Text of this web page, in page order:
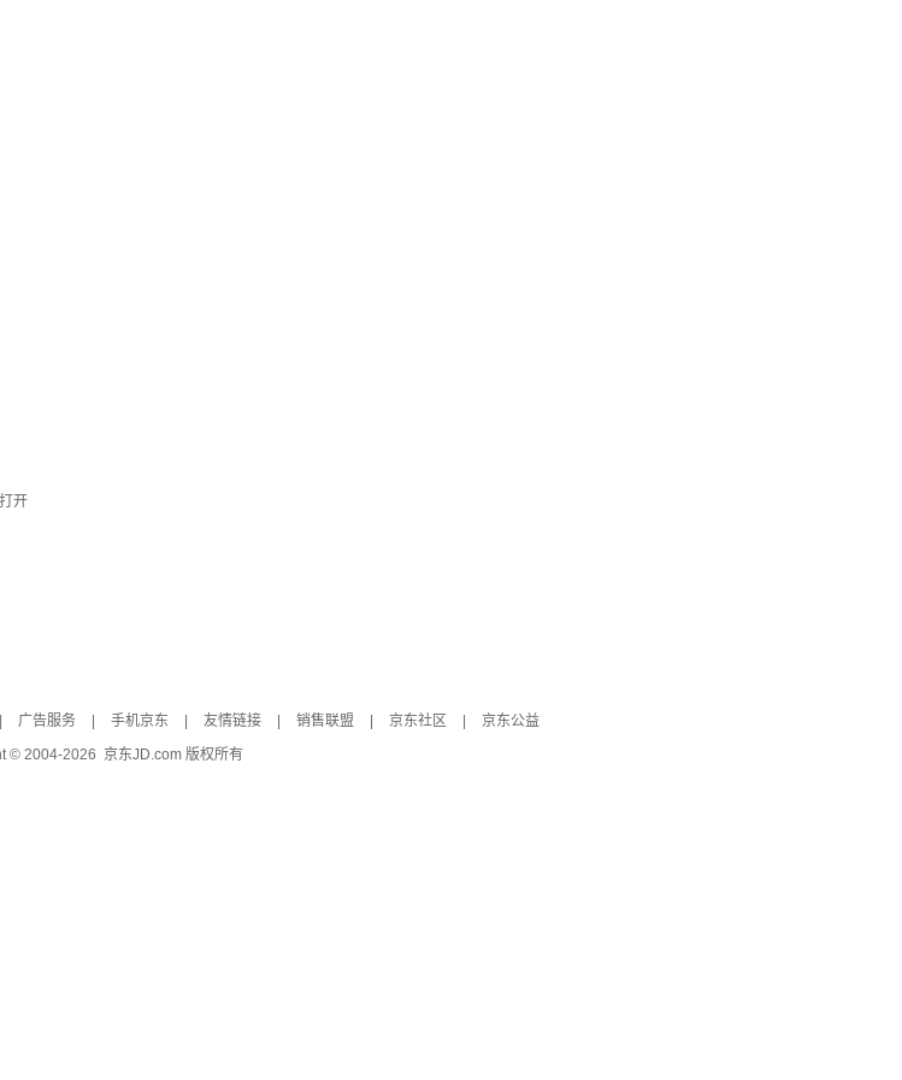
开
广告服务 手机京东 友情链接 销售联盟 京东社区
京东公益
© 2004-2026 京东JD.com 版权所有